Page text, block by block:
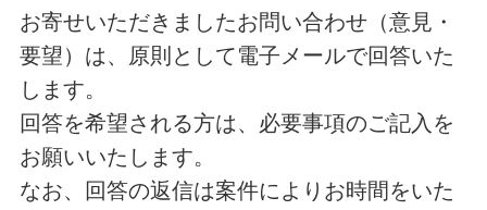
お寄せいただきましたお問い合わせ（意見・
要望）は、原則として電子メールで回答いた
します。
回答を希望される方は、必要事項のご記入を
お願いいたします。
なお、回答の返信は案件によりお時間をいた